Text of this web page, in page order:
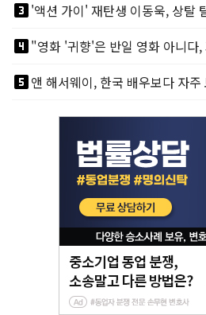
looks_3
looks_4"영화 '귀향'은 반일 영화 아니다
looks_5앤 해서웨이, 한국 배우보다 자